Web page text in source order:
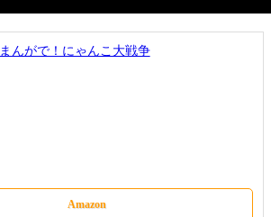
まんがで！にゃんこ大戦争
Amazon